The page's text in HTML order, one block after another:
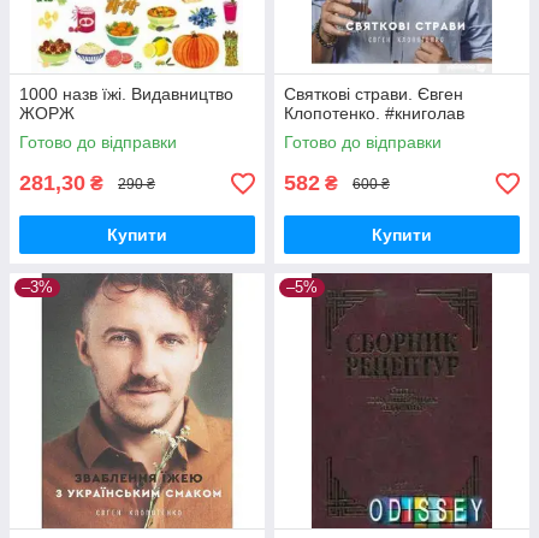
1000 назв їжі. Видавництво
ЖОРЖ
Готово до відправки
281,30 ₴ 290 ₴
Купити
Святкові страви. Євген
Клопотенко. #книголав
Готово до відправки
582 ₴ 600 ₴
Купити
–3% –5%